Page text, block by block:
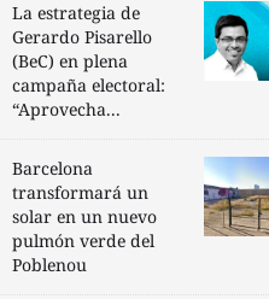
La estrategia de
Gerardo Pisarello
(BeC) en plena
campaña electoral:
“Aprovecha...
Barcelona
transformará un
solar en un nuevo
pulmón verde del
Poblenou